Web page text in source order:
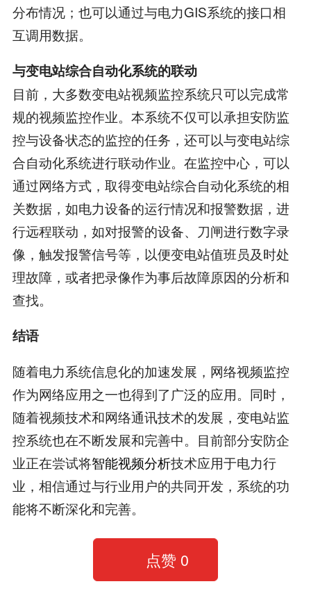
分布情况；也可以通过与电力GIS系统的接口相
互调用数据。
与变电站综合自动化系统的联动
目前，大多数变电站视频监控系统只可以完成常
规的视频监控作业。本系统不仅可以承担安防监
控与设备状态的监控的任务，还可以与变电站综
合自动化系统进行联动作业。在监控中心，可以
通过网络方式，取得变电站综合自动化系统的相
关数据，如电力设备的运行情况和报警数据，进
行远程联动，如对报警的设备、刀闸进行数字录
像，触发报警信号等，以便变电站值班员及时处
理故障，或者把录像作为事后故障原因的分析和
查找。
结语
随着电力系统信息化的加速发展，网络视频监控
作为网络应用之一也得到了广泛的应用。同时，
随着视频技术和网络通讯技术的发展，变电站监
控系统也在不断发展和完善中。目前部分安防企
业正在尝试将智能视频分析技术应用于电力行
业，相信通过与行业用户的共同开发，系统的功
能将不断深化和完善。
点赞 0